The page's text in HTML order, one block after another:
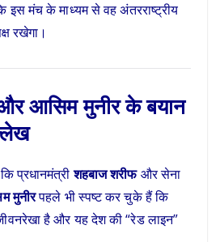
इस मंच के माध्यम से वह अंतरराष्ट्रीय
रखेगा।
आसिम मुनीर के बयान
प्रधानमंत्रीशहबाज शरीफऔर सेना
मुनीरपहले भी स्पष्ट कर चुके हैं कि
है और यह देश की “रेड लाइन”